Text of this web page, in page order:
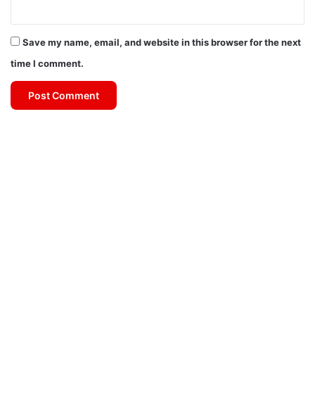
Save my name, email, and website in this browser for the next
time I comment.